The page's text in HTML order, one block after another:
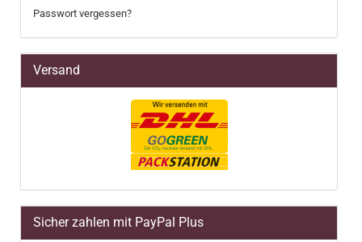
Passwort vergessen?
Versand
Sicher zahlen mit PayPal Plus